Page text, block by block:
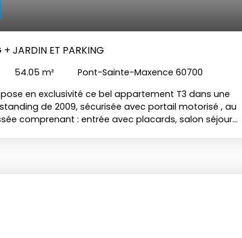
+ JARDIN ET PARKING
54.05 m²
Pont-Sainte-Maxence 60700
en exclusivité ce bel appartement T3 dans une
de 2009, sécurisée avec portail motorisé , au
comprenant : entrée avec placards, salon séjour